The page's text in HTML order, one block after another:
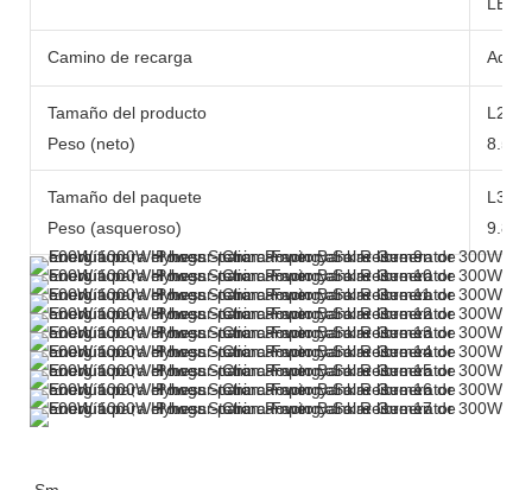
Camino de recarga
Tamaño del producto
Peso (neto)
8.5
Tamaño del paquete
Peso (asqueroso)
9.8